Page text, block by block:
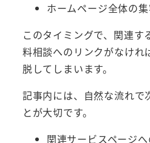
ホームページ全体の
このタイミングで、関連す
料相談へのリンクがなけれ
脱してしまいます。
記事内には、自然な流れで
とが大切です。
関連サービスページ